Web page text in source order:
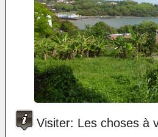
Visiter: Les choses à